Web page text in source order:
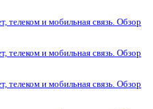
телеком и мобильная связь. Обзор
телеком и мобильная связь. Обзор
телеком и мобильная связь. Обзор